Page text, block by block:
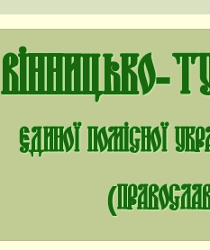
Вінницько-
єдиної помісної